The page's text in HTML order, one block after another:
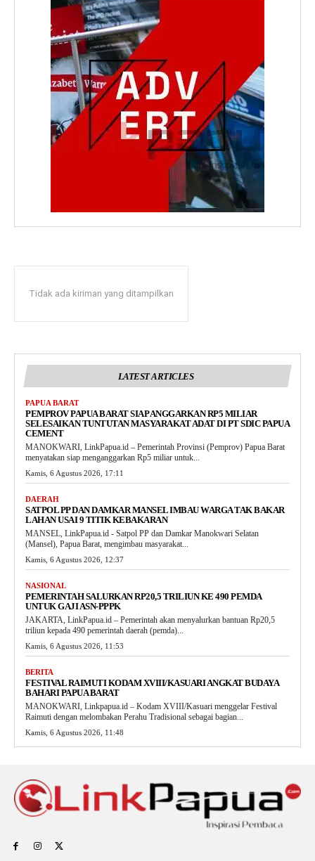
Tidak ada kiriman yang ditampilkan
LATEST ARTICLES
PAPUA BARAT
PEMPROV PAPUA BARAT SIAP ANGGARKAN RP5 MILIAR
SELESAIKAN TUNTUTAN MASYARAKAT ADAT DI PT SDIC PAPUA
CEMENT
MANOKWARI, LinkPapua.id – Pemerintah Provinsi (Pemprov) Papua Barat
menyatakan siap menganggarkan Rp5 miliar untuk...
Kamis, 6 Agustus 2026, 17:11
DAERAH
SATPOL PP DAN DAMKAR MANSEL IMBAU WARGA TAK BAKAR
LAHAN USAI 9 TITIK KEBAKARAN
MANSEL, LinkPapua.id - Satpol PP dan Damkar Manokwari Selatan
(Mansel), Papua Barat, mengimbau masyarakat...
Kamis, 6 Agustus 2026, 12:37
NASIONAL
PEMERINTAH SALURKAN RP20,5 TRILIUN KE 490 PEMDA
UNTUK GAJI ASN-PPPK
JAKARTA, LinkPapua.id – Pemerintah akan menyalurkan bantuan Rp20,5
triliun kepada 490 pemerintah daerah (pemda)...
Kamis, 6 Agustus 2026, 11:53
BERITA
FESTIVAL RAIMUTI KODAM XVIII/KASUARI ANGKAT BUDAYA
BAHARI PAPUA BARAT
MANOKWARI, Linkpapua.id – Kodam XVIII/Kasuari menggelar Festival
Raimuti dengan melombakan Perahu Tradisional sebagai bagian...
Kamis, 6 Agustus 2026, 11:48